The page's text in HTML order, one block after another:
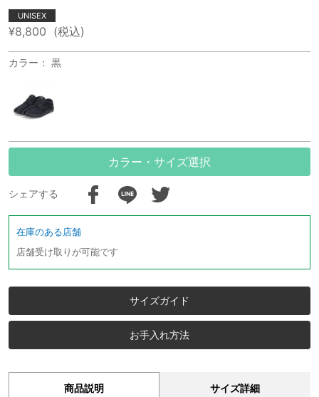
UNISEX
¥8,800 (税込)
カラー： 黒
カラー・サイズ選択
シェアする
在庫のある店舗
店舗受け取りが可能です
サイズガイド
お手入れ方法
商品説明 サイズ詳細